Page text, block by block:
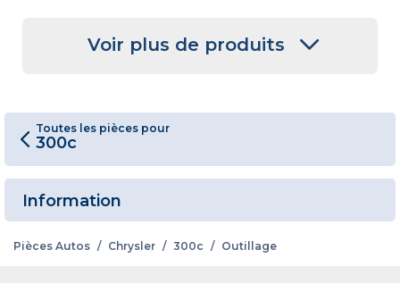
Voir plus de produits
Toutes les pièces pour
300c
Information
Pièces Autos / Chrysler / 300c / Outillage